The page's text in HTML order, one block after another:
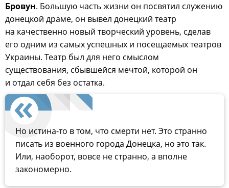
Бровун. Большую часть жизни он посвятил служению
донецкой драме, он вывел донецкий театр
на качественно новый творческий уровень, сделав
его одним из самых успешных и посещаемых театров
Украины. Театр был для него смыслом
существования, сбывшейся мечтой, которой он
и отдал себя без остатка.
Но истина-то в том, что смерти нет. Это странно
писать из военного города Донецка, но это так.
Или, наоборот, вовсе не странно, а вполне
закономерно.